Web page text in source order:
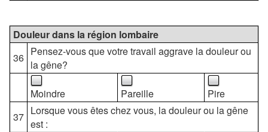
Douleur dans la région lombaire
36 Pensez-vous que votre travail aggrave la douleur ou
la gêne?
Moindre Pareille
Pire
37 Lorsque vous êtes chez vous, la douleur ou la gêne
est :